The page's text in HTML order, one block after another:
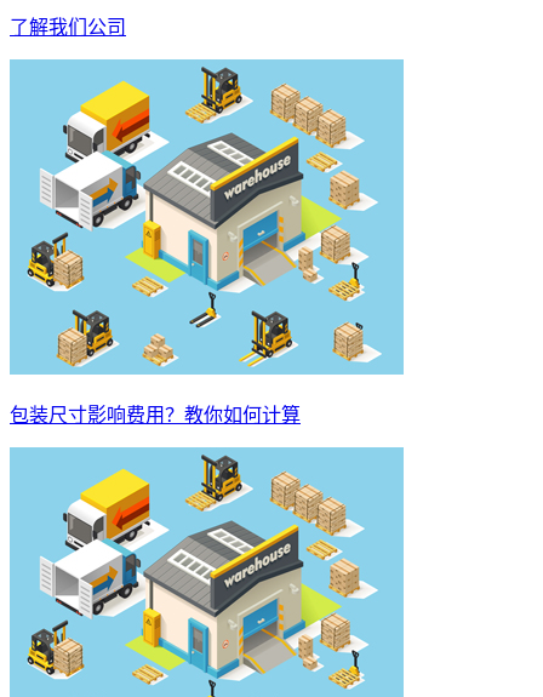
了解我们公司
包装尺寸影响费用？教你如何计算